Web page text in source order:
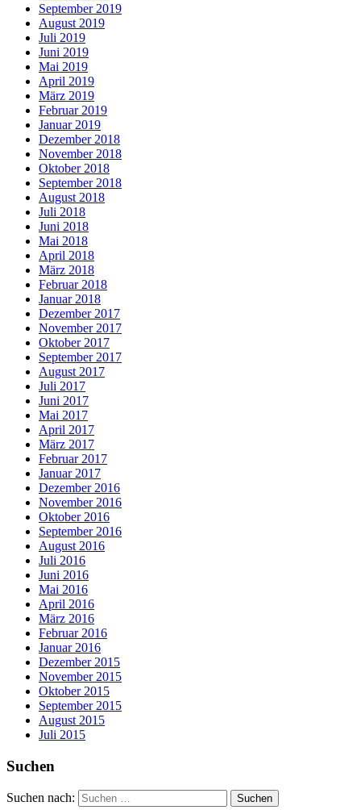
September 2019
August 2019
Juli 2019
Juni 2019
Mai 2019
April 2019
März 2019
Februar 2019
Januar 2019
Dezember 2018
November 2018
Oktober 2018
September 2018
August 2018
Juli 2018
Juni 2018
Mai 2018
April 2018
März 2018
Februar 2018
Januar 2018
Dezember 2017
November 2017
Oktober 2017
September 2017
August 2017
Juli 2017
Juni 2017
Mai 2017
April 2017
März 2017
Februar 2017
Januar 2017
Dezember 2016
November 2016
Oktober 2016
September 2016
August 2016
Juli 2016
Juni 2016
Mai 2016
April 2016
März 2016
Februar 2016
Januar 2016
Dezember 2015
November 2015
Oktober 2015
September 2015
August 2015
Juli 2015
Suchen
Suchen nach: